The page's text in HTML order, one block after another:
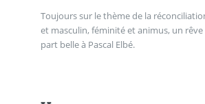
Toujours sur le thème de la
et masculin, féminité et animus, un rêve
part belle à Pascal Elbé.